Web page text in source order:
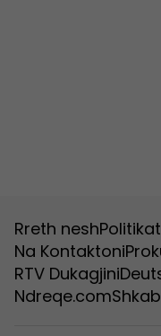
Rreth nesh
Na Kontaktoni
RTV Dukagjini
Ndreqe.com